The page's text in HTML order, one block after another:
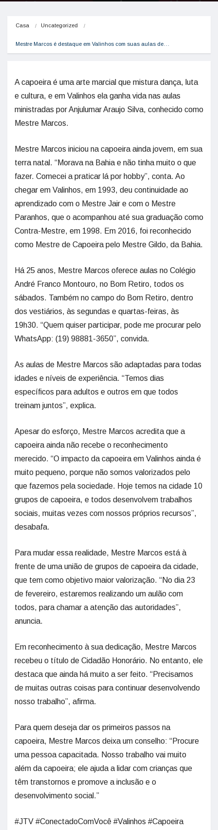
Casa Uncategorized
Mestre Marcos é destaque em Valinhos com suas aulas de…
A capoeira é uma arte marcial que mistura dança, luta
e cultura, e em Valinhos ela ganha vida nas aulas
ministradas por Anjulumar Araujo Silva, conhecido como
Mestre Marcos.
Mestre Marcos iniciou na capoeira ainda jovem, em sua
terra natal. “Morava na Bahia e não tinha muito o que
fazer. Comecei a praticar lá por hobby”, conta. Ao
chegar em Valinhos, em 1993, deu continuidade ao
aprendizado com o Mestre Jair e com o Mestre
Paranhos, que o acompanhou até sua graduação como
Contra-Mestre, em 1998. Em 2016, foi reconhecido
como Mestre de Capoeira pelo Mestre Gildo, da Bahia.
Há 25 anos, Mestre Marcos oferece aulas no Colégio
André Franco Montouro, no Bom Retiro, todos os
sábados. Também no campo do Bom Retiro, dentro
dos vestiários, às segundas e quartas-feiras, às
19h30. “Quem quiser participar, pode me procurar pelo
WhatsApp: (19) 98881-3650”, convida.
As aulas de Mestre Marcos são adaptadas para todas
idades e níveis de experiência. “Temos dias
específicos para adultos e outros em que todos
treinam juntos”, explica.
Apesar do esforço, Mestre Marcos acredita que a
capoeira ainda não recebe o reconhecimento
merecido. “O impacto da capoeira em Valinhos ainda é
muito pequeno, porque não somos valorizados pelo
que fazemos pela sociedade. Hoje temos na cidade 10
grupos de capoeira, e todos desenvolvem trabalhos
sociais, muitas vezes com nossos próprios recursos”,
desabafa.
Para mudar essa realidade, Mestre Marcos está à
frente de uma união de grupos de capoeira da cidade,
que tem como objetivo maior valorização. “No dia 23
de fevereiro, estaremos realizando um aulão com
todos, para chamar a atenção das autoridades”,
anuncia.
Em reconhecimento à sua dedicação, Mestre Marcos
recebeu o título de Cidadão Honorário. No entanto, ele
destaca que ainda há muito a ser feito. “Precisamos
de muitas outras coisas para continuar desenvolvendo
nosso trabalho”, afirma.
Para quem deseja dar os primeiros passos na
capoeira, Mestre Marcos deixa um conselho: “Procure
uma pessoa capacitada. Nosso trabalho vai muito
além da capoeira; ele ajuda a lidar com crianças que
têm transtornos e promove a inclusão e o
desenvolvimento social.”
#JTV #ConectadoComVocê #Valinhos #Capoeira